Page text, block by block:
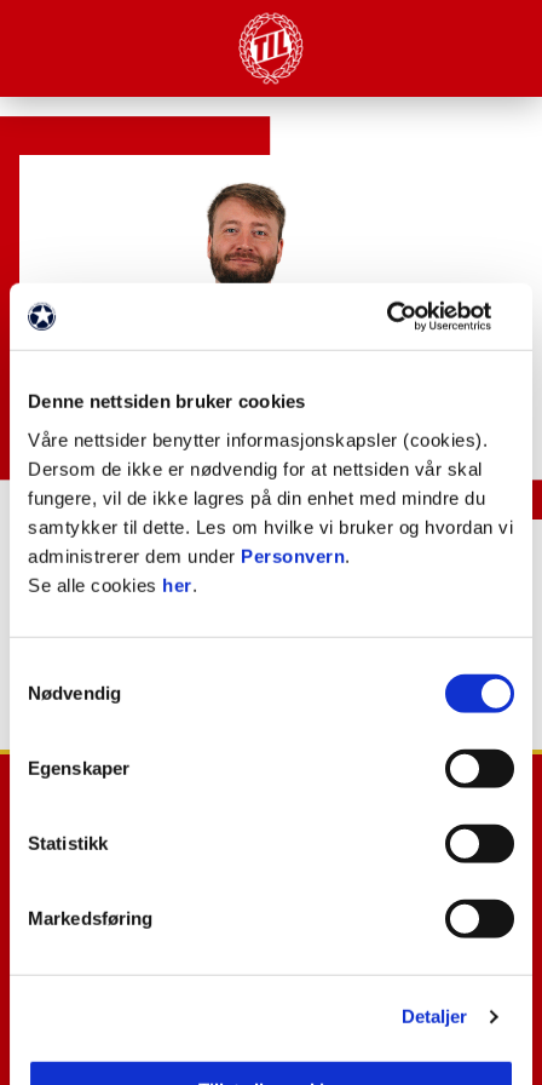
Denne nettsiden bruker cookies
Våre nettsider benytter informasjonskapsler (cookies).
Dersom de ikke er nødvendig for at nettsiden vår skal
fungere, vil de ikke lagres på din enhet med mindre du
samtykker til dette. Les om hvilke vi bruker og hvordan vi
administrerer dem under Personvern.
Se alle cookies her.
Nødvendig
Egenskaper
Statistikk
Markedsføring
Detaljer
Marius Jacobsen
E-post:post@til.no +47 97 17 30 00
Kontakt oss
Facebook Instagram YouTube